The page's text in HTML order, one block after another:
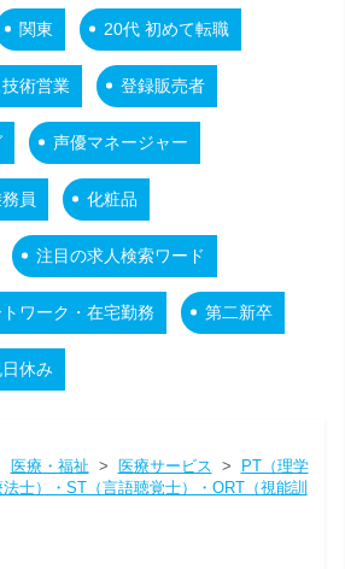
関東 20代 初めて転職
技術営業 登録販売者
声優マネージャー
員 化粧品
注目の求人検索ワード
トワーク・在宅勤務 第二新卒
休み
医療・福祉 > 医療サービス > PT（理学
士）・ST（言語聴覚士）・ORT（視能訓